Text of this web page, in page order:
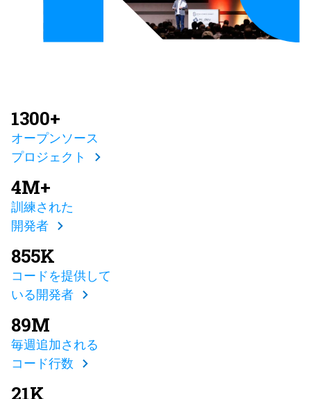
1300+
オープンソース
プロジェクト
4M+
訓練された
開発者
855K
コードを提供して
いる開発者
89M
毎週追加される
コード行数
21K